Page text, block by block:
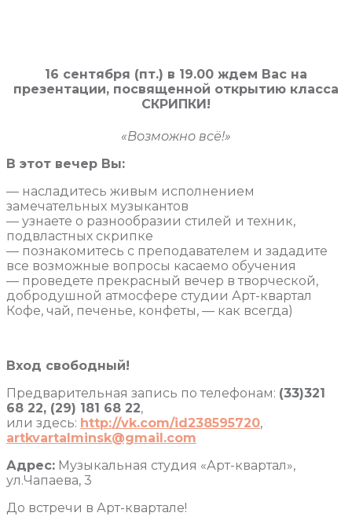
16 сентября (пт.) в 19.00 ждем Вас на
презентации, посвященной открытию класса
СКРИПКИ!
«Возможно всё!»
В этот вечер Вы:
— насладитесь живым исполнением
замечательных музыкантов
— узнаете о разнообразии стилей и техник,
подвластных скрипке
— познакомитесь с преподавателем и зададите
все возможные вопросы касаемо обучения
— проведете прекрасный вечер в творческой,
добродушной атмосфере студии Арт-квартал
Кофе, чай, печенье, конфеты, — как всегда)
Вход свободный!
Предварительная запись по телефонам: (33)321
68 22, (29) 181 68 22,
или здесь: http://vk.com/id238595720,
artkvartalminsk@gmail.com
Адрес: Музыкальная студия «Арт-квартал»,
ул.Чапаева, 3
До встречи в Арт-квартале!